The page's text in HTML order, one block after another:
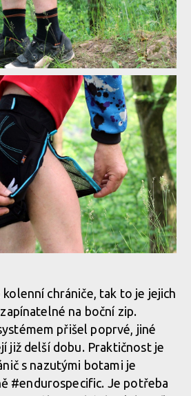
kolenní chrániče, tak to je jejich
na boční zip.
přišel poprvé, jiné
již delší dobu. Praktičnost je
s nazutými botami je
#endurospecific. Je potřeba